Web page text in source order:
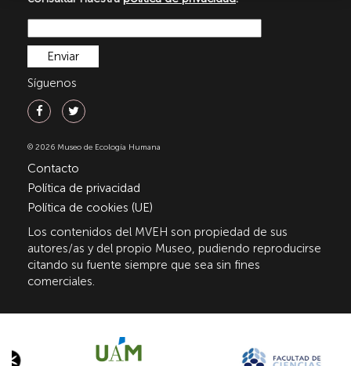
Síguenos
© 2026 Museo de Ecología Humana
Contacto
Política de privacidad
Política de cookies (UE)
Los contenidos del MVEH son propiedad de sus
autores/as y del propio Museo, pudiendo reproducirse
citando su fuente siempre que sea sin fines
comerciales.